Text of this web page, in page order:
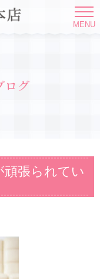
MENU
ログ
頑張られてい